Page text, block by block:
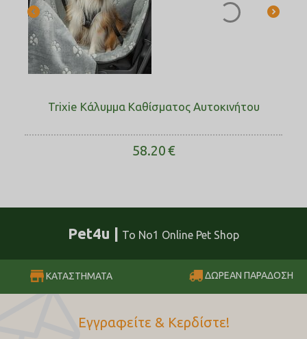
Trixie Κάλυμμα Καθίσματος Αυτοκινήτου
58.20€
Pet4u | Το No1 Online Pet Shop
ΚΑΤΑΣΤΗΜΑΤΑ ΔΩΡΕΑΝ ΠΑΡΑΔΟΣΗ
Εγγραφείτε & Κερδίστε!